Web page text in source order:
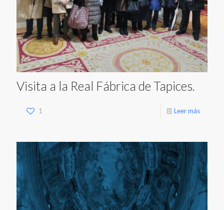
Visita a la Real Fábrica de Tapices.
1 Leer más